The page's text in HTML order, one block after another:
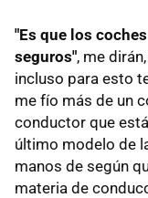
"Es que los
seguros", me
incluso para esto
me fío más de un
conductor que
último modelo de
manos de según
materia de